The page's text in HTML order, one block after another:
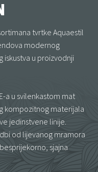
tvrtke Aquaestil
modernog
u proizvodnji
a u svilenkastom mat
kompozitnog materijala
jedinstvene linije.
od lijevanog mramora
sjajna